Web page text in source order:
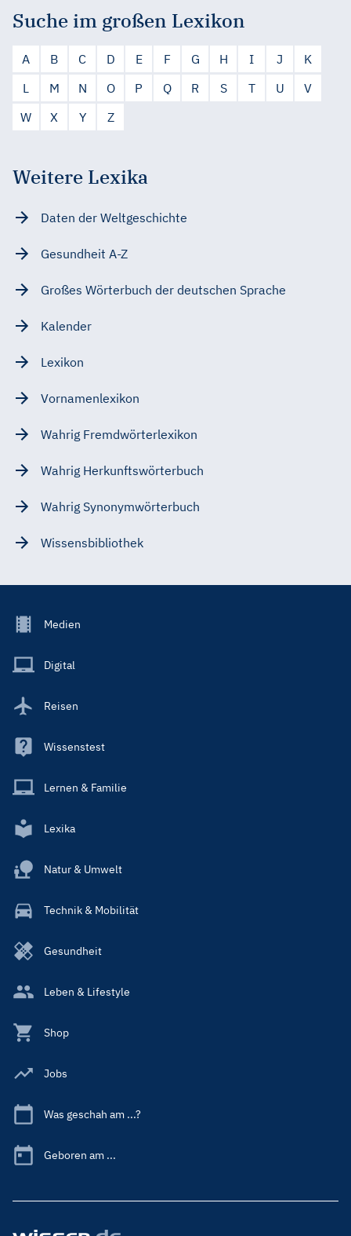
Suche im großen Lexikon
A B C D E F G H I J
K
L
M N O P Q R S T U
V
W
X Y Z
Weitere Lexika
Daten der Weltgeschichte
Gesundheit A-Z
Großes Wörterbuch der deutschen Sprache
Kalender
Lexikon
Vornamenlexikon
Wahrig Fremdwörterlexikon
Wahrig Herkunftswörterbuch
Wahrig Synonymwörterbuch
Wissensbibliothek
Footer
Main
Medien
Digital
Reisen
Wissenstest
Lernen & Familie
Lexika
Natur & Umwelt
Technik & Mobilität
Gesundheit
Leben & Lifestyle
Shop
Jobs
Was geschah am ...?
Geboren am ...